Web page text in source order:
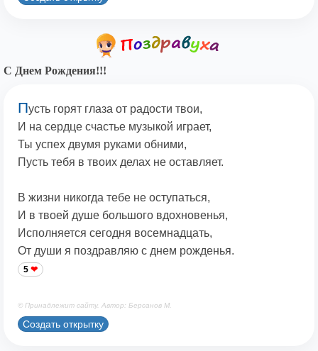
С Днем Рождения!!!
Пусть горят глаза от радости твои,
И на сердце счастье музыкой играет,
Ты успех двумя руками обними,
Пусть тебя в твоих делах не оставляет.
В жизни никогда тебе не оступаться,
И в твоей душе большого вдохновенья,
Исполняется сегодня восемнадцать,
От души я поздравляю с днем рожденья.
5
© Принадлежит сайту. Автор: Берсанов М.
Создать открытку